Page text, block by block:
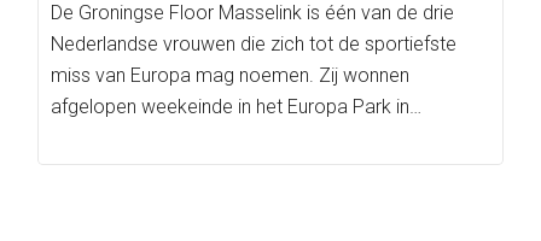
De Groningse Floor Masselink is één van de drie
Nederlandse vrouwen die zich tot de sportiefste
miss van Europa mag noemen. Zij wonnen
afgelopen weekeinde in het Europa Park in…